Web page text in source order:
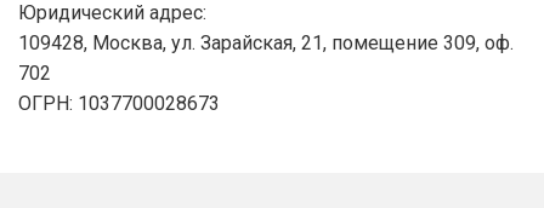
Юридический адрес:
109428, Москва, ул. Зарайская, 21, помещение 309, оф.
702
ОГРН: 1037700028673